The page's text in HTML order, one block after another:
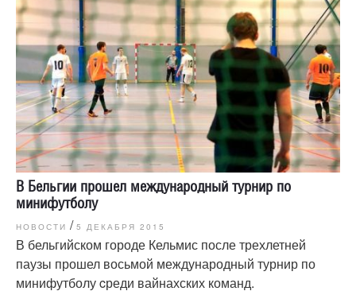
В Бельгии прошел международный турнир по
минифутболу
НОВОСТИ / 5 ДЕКАБРЯ 2015
В бельгийском городе Кельмис после трехлетней
паузы прошел восьмой международный турнир по
минифутболу cреди вайнахских команд.